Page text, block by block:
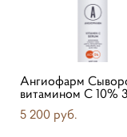
Ангиофарм
витамином С 10%
5 200 pуб.